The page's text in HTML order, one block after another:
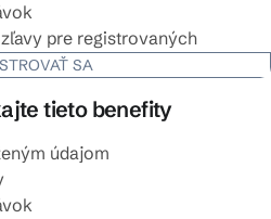
pre registrovaných
SA
tieto benefity
údajom